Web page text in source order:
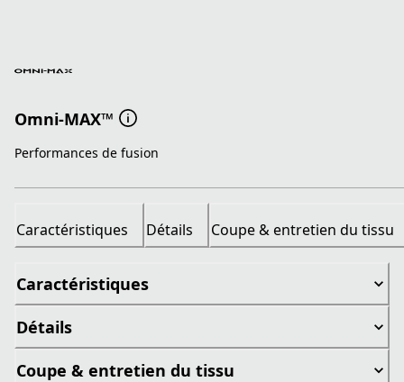
Omni-MAX™
Performances de fusion
Caractéristiques Détails Coupe & entretien du tissu
Caractéristiques
Détails
Coupe & entretien du tissu